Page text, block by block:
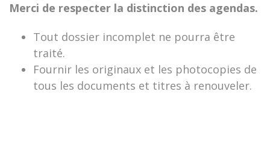
Merci de respecter la distinction des agendas.
Tout dossier incomplet ne pourra être
traité.
Fournir les originaux et les photocopies de
tous les documents et titres à renouveler.